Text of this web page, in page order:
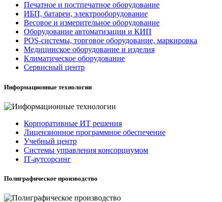
Печатное и постпечатное оборудование
ИБП, батареи, электрооборудование
Весовое и измерительное оборудование
Оборудование автоматизации и КИП
POS-системы, торговое оборудование, маркировка
Медицинское оборудование и изделия
Климатическое оборудование
Сервисный центр
Информационные технологии
Корпоративные ИТ решения
Лицензионное программное обеспечение
Учебный центр
Системы управления консорциумом
IT-аутсорсинг
Полиграфическое производство